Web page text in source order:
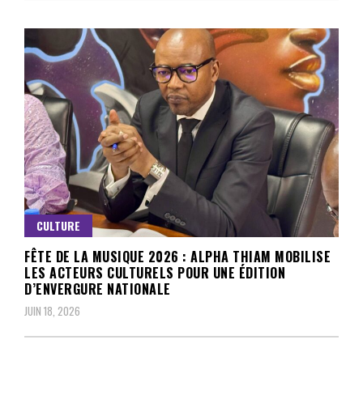
CULTURE
FÊTE DE LA MUSIQUE 2026 : ALPHA THIAM MOBILISE
LES ACTEURS CULTURELS POUR UNE ÉDITION
D’ENVERGURE NATIONALE
JUIN 18, 2026